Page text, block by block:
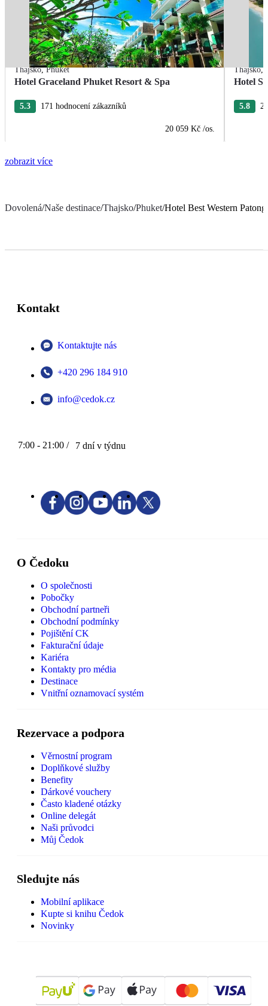
Thajsko,Phuket
Hotel Graceland Phuket Resort & Spa
5.3 171 hodnocení zákazníků
20 059 Kč /os.
Thajsko,
Hotel
5.8
zobrazit více
Dovolená/Naše destinace/Thajsko/Phuket/Hotel Best Western
Kontakt
Kontaktujte nás
+420 296 184 910
info@cedok.cz
7:00 - 21:00 / 7 dní v týdnu
O Čedoku
O společnosti
Pobočky
Obchodní partneři
Obchodní podmínky
Pojištění CK
Fakturační údaje
Kariéra
Kontakty pro média
Destinace
Vnitřní oznamovací systém
Rezervace a podpora
Věrnostní program
Doplňkové služby
Benefity
Dárkové vouchery
Často kladené otázky
Online delegát
Naši průvodci
Můj Čedok
Sledujte nás
Mobilní aplikace
Kupte si knihu Čedok
Novinky